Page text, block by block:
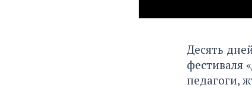
Десять
фестиваля
педагоги,